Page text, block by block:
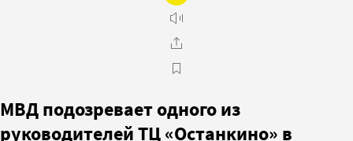
МВД подозревает одного из
руководителей ТЦ «Останкино» в